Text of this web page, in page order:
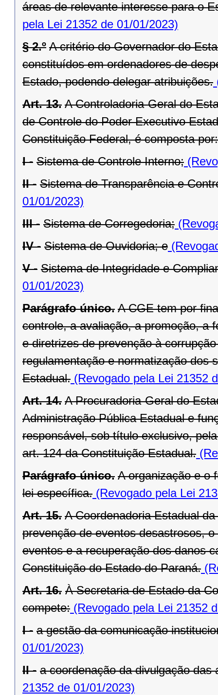
áreas de relevante interesse para o
pela Lei 21352 de 01/01/2023)
§ 2.º A critério do Governador do
constituídos em ordenadores de
Estado, podendo delegar atribuições.
Art. 13. A Controladoria-Geral do
de Controle do Poder Executivo
Constituição Federal, é composta por:
I - Sistema de Controle Interno;
II - Sistema de Transparência e
01/01/2023)
III - Sistema de Corregedoria;
IV - Sistema de Ouvidoria; e
V - Sistema de Integridade e
01/01/2023)
Parágrafo único. A CGE tem por
controle, a avaliação, a promoção, a
e diretrizes de prevenção à
regulamentação e normatização dos
Estadual. (Revogado pela Lei 21352
Art. 14. A Procuradoria-Geral do
Administração Pública Estadual e
responsável, sob título exclusivo,
art. 124 da Constituição Estadual.
Parágrafo único. A organização e o
lei específica. (Revogado pela Lei
Art. 15. A Coordenadoria Estadual
prevenção de eventos desastrosos,
eventos e a recuperação dos danos
Constituição do Estado do Paraná.
Art. 16. À Secretaria de Estado da
compete: (Revogado pela Lei 21352
I - a gestão da comunicação
01/01/2023)
II - a coordenação da divulgação das
21352 de 01/01/2023)